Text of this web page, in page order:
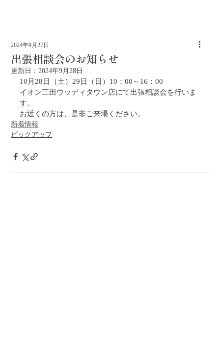
出張相談会のお知らせ
2024年9月27日
更新日： 2024年9月28日
10月28日（土）29日（日）10：00～16：00
イオン三田ウッディタウン店にて出張相談会を行いま
す。
お近くの方は、是非ご来場ください。
新着情報
ピックアップ